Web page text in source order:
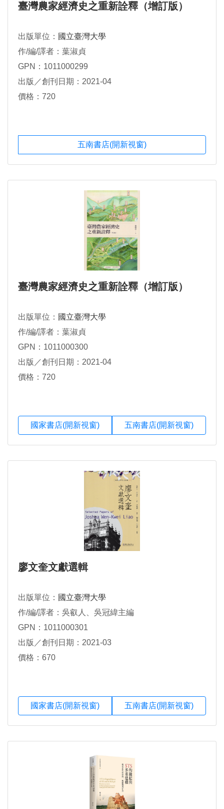
臺灣農家經濟史之重新詮釋（增訂版）
出版單位： 國立臺灣大學
作/編/譯者：葉淑貞
GPN：1011000299
出版／創刊日期：2021-04
價格：720
五南書店(開新視窗)
臺灣農家經濟史之重新詮釋（增訂版）
出版單位： 國立臺灣大學
作/編/譯者：葉淑貞
GPN：1011000300
出版／創刊日期：2021-04
價格：720
國家書店(開新視窗) 五南書店(開新視窗)
廖文奎文獻選輯
出版單位： 國立臺灣大學
作/編/譯者：吳叡人、吳冠緯主編
GPN：1011000301
出版／創刊日期：2021-03
價格：670
國家書店(開新視窗) 五南書店(開新視窗)